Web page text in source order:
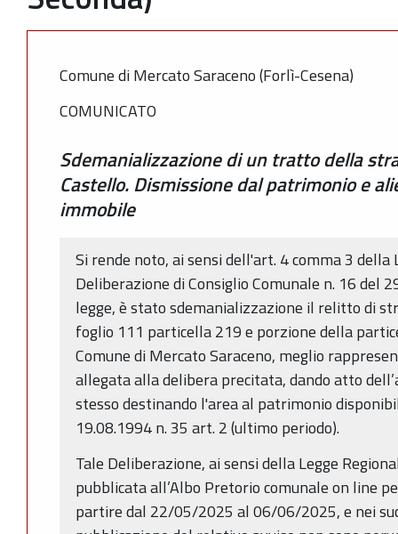
Comune di Mercato Saraceno (Forlì-Cesena)
COMUNICATO
Sdemanializzazione di un tratto della
Castello. Dismissione dal patrimonio e
immobile
Si rende noto, ai sensi dell'art. 4 comma 3 della
Deliberazione di Consiglio Comunale n. 16 del
legge, è stato sdemanializzazione il relitto di
foglio 111 particella 219 e porzione della
Comune di Mercato Saraceno, meglio
allegata alla delibera precitata, dando atto
stesso destinando l'area al patrimonio
19.08.1994 n. 35 art. 2 (ultimo periodo).
Tale Deliberazione, ai sensi della Legge
pubblicata all’Albo Pretorio comunale on line
partire dal 22/05/2025 al 06/06/2025, e nei